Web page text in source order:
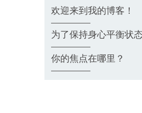
欢迎来到我的博客！
为了保持身心平衡状
你的焦点在哪里？